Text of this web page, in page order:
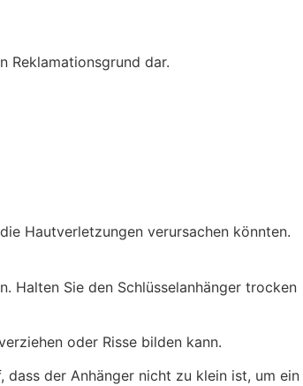
Reklamationsgrund dar.
Hautverletzungen verursachen könnten.
Halten Sie den Schlüsselanhänger trocken
oder Risse bilden kann.
der Anhänger nicht zu klein ist, um ein